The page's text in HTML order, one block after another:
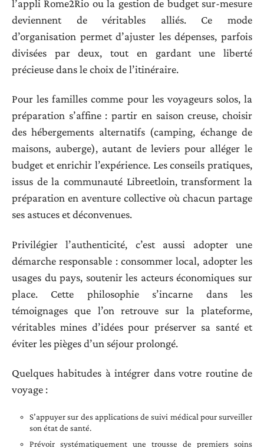
l’appli Rome2Rio ou la gestion de budget sur-mesure
deviennent de véritables alliés. Ce mode
d’organisation permet d’ajuster les dépenses, parfois
divisées par deux, tout en gardant une liberté
précieuse dans le choix de l’itinéraire.
Pour les familles comme pour les voyageurs solos, la
préparation s’affine : partir en saison creuse, choisir
des hébergements alternatifs (camping, échange de
maisons, auberge), autant de leviers pour alléger le
budget et enrichir l’expérience. Les conseils pratiques,
issus de la communauté Libreetloin, transforment la
préparation en aventure collective où chacun partage
ses astuces et déconvenues.
Privilégier l’authenticité, c’est aussi adopter une
démarche responsable : consommer local, adopter les
usages du pays, soutenir les acteurs économiques sur
place. Cette philosophie s’incarne dans les
témoignages que l’on retrouve sur la plateforme,
véritables mines d’idées pour préserver sa santé et
éviter les pièges d’un séjour prolongé.
Quelques habitudes à intégrer dans votre routine de
voyage :
S’appuyer sur des applications de suivi médical pour surveiller
son état de santé.
Prévoir systématiquement une trousse de premiers soins